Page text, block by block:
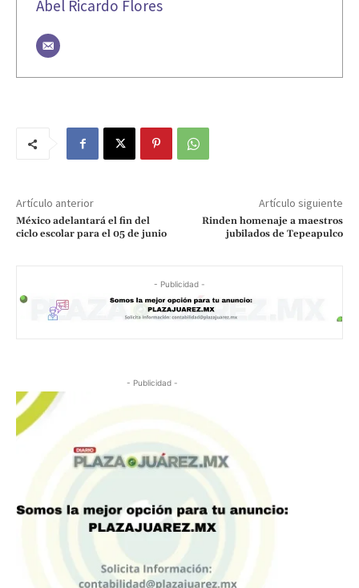
Abel Ricardo Flores
Artículo anterior
México adelantará el fin del
ciclo escolar para el 05 de junio
Artículo siguiente
Rinden homenaje a maestros
jubilados de Tepeapulco
- Publicidad -
- Publicidad -